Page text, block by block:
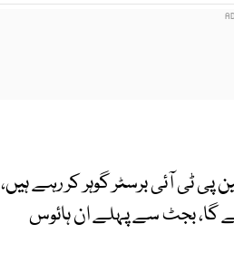
ٹی آئی برسٹر گوہر کر رہے ہیں،
گا، بجٹ سے پہلے ان ہائوس